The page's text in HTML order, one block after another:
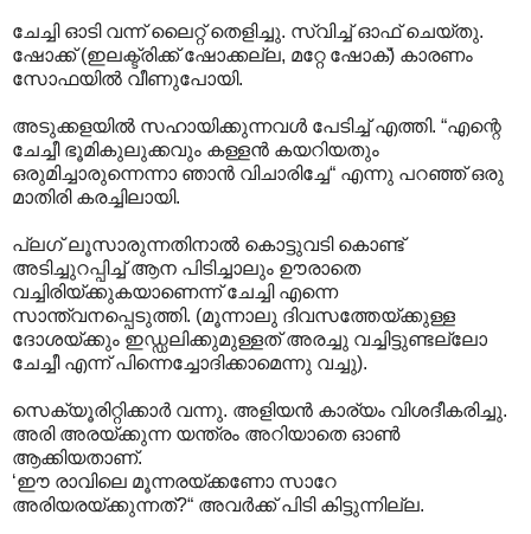
ചേച്ചി ഓടി വന്ന് ലൈറ്റ് തെളിച്ചു. സ്വിച്ച് ഓഫ് ചെയ്തു.
ഷോക്ക് (ഇലക്ട്രിക്ക് ഷോക്കല്ല, മറ്റേ ഷോക്) കാരണം
സോഫയിൽ വീണുപോയി.
അടുക്കളയിൽ സഹായിക്കുന്നവൾ പേടിച്ച് എത്തി. “എന്റെ
ചേച്ചീ ഭൂമികുലുക്കവും കള്ളൻ കയറിയതും
ഒരുമിച്ചാരുന്നെന്നാ ഞാൻ വിചാരിച്ചേ“ എന്നു പറഞ്ഞ് ഒരു
മാതിരി കരച്ചിലായി.
പ്ലഗ് ലൂസാരുന്നതിനാൽ കൊട്ടുവടി കൊണ്ട്
അടിച്ചുറപ്പിച്ച് ആന പിടിച്ചാലും ഊരാതെ
വച്ചിരിയ്ക്കുകയാണെന്ന് ചേച്ചി എന്നെ
സാന്ത്വനപ്പെടുത്തി. (മൂന്നാലു ദിവസത്തേയ്ക്കുള്ള
ദോശയ്ക്കും ഇഡ്ഡലിക്കുമുള്ളത് അരച്ചു വച്ചിട്ടുണ്ടല്ലോ
ചേച്ചീ എന്ന് പിന്നെച്ചോദിക്കാമെന്നു വച്ചു).
സെക്യൂരിറ്റിക്കാർ വന്നു. അളിയൻ കാര്യം വിശദീകരിച്ചു.
അരി അരയ്ക്കുന്ന യന്ത്രം അറിയാതെ ഓൺ
ആക്കിയതാണ്.
‘ഈ രാവിലെ മൂന്നരയ്ക്കണോ സാറേ
അരിയരയ്ക്കുന്നത്?“ അവർക്ക് പിടി കിട്ടുന്നില്ല.